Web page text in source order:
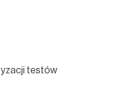
testów